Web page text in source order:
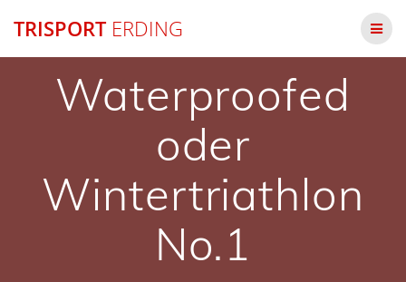
TRISPORTERDING
Waterproofed
oder
Wintertriathlon
No.1